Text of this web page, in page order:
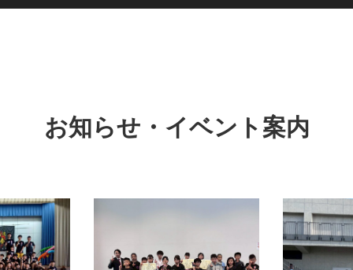
お知らせ・イベント案内